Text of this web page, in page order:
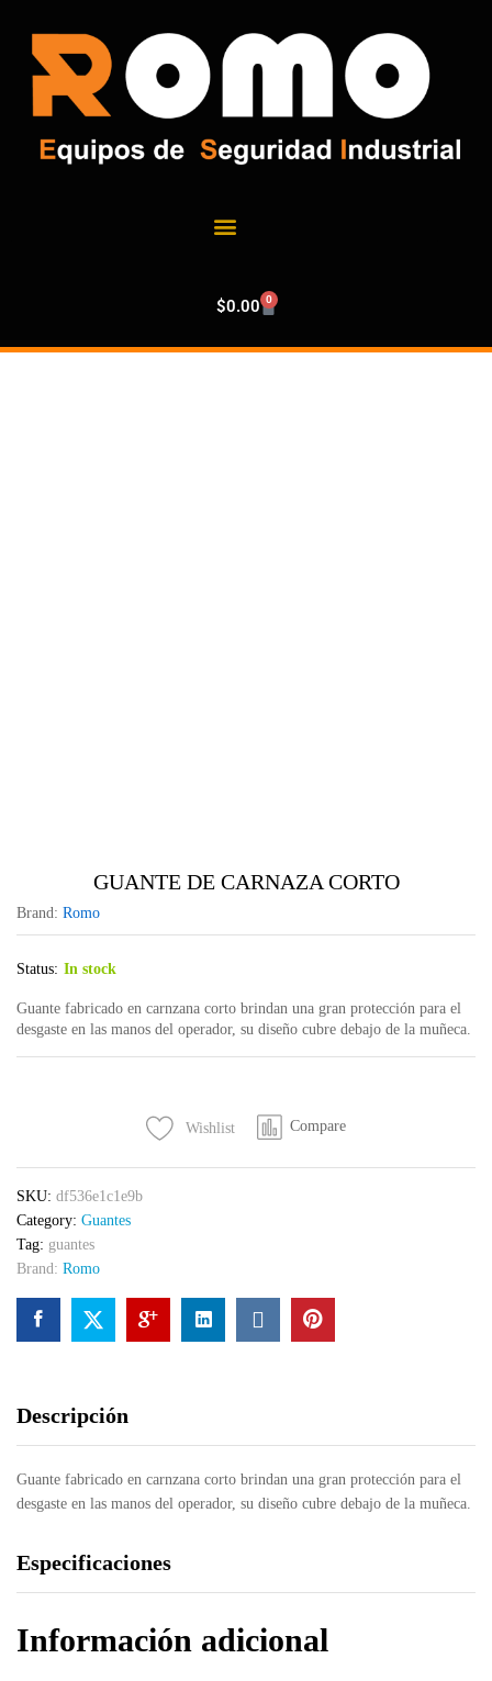
$0.00 0
GUANTE DE CARNAZA CORTO
Brand: Romo
Status: In stock
Guante fabricado en carnzana corto brindan una gran protección para el
desgaste en las manos del operador, su diseño cubre debajo de la muñeca.
Wishlist Compare
SKU: df536e1c1e9b
Category: Guantes
Tag: guantes
Brand: Romo
Descripción
Guante fabricado en carnzana corto brindan una gran protección para el
desgaste en las manos del operador, su diseño cubre debajo de la muñeca.
Especificaciones
Información adicional